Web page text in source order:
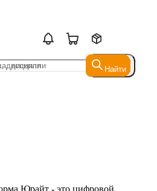
Найти
Найти
Юрайт - это цифровой